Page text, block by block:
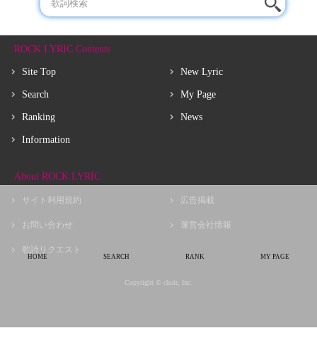
ROCK LYRIC Contents
Site Top
Search
Ranking
Information
New Lyric
My Page
News
About ROCK LYRIC
サイト利用規約
お問い合わせ
歌詩リクエスト
広告掲載
運営会社情報
Copyright © choir, Inc.
HOME SEARCH RANK MY PAGE